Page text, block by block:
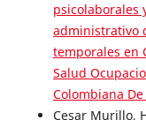
psicolaborales
administrativo
temporales en
Salud
Colombiana
Cesar Murillo,